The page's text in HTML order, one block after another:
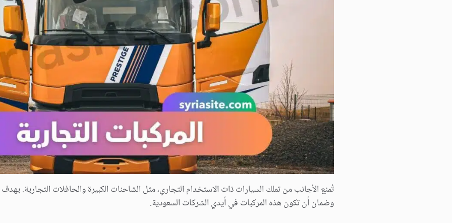
تُمنع الأجانب من تملك السيارات ذات الاستخدام التجاري، مثل الشاحنات الكبيرة والحافلات التجارية.
وضمان أن تكون هذه المركبات في أيدي الشركات السعودية.